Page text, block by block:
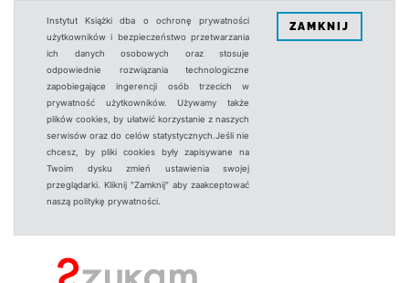
Instytut Książki dba o ochronę prywatności
użytkowników i bezpieczeństwo przetwarzania
ich danych osobowych oraz stosuje
odpowiednie rozwiązania technologiczne
zapobiegające ingerencji osób trzecich w
prywatność użytkowników. Używamy także
plików cookies, by ułatwić korzystanie z naszych
serwisów oraz do celów statystycznych.Jeśli nie
chcesz, by pliki cookies były zapisywane na
Twoim dysku zmień ustawienia swojej
przeglądarki. Kliknij "Zamknij" aby zaakceptować
naszą politykę prywatności.
ZAMKNIJ